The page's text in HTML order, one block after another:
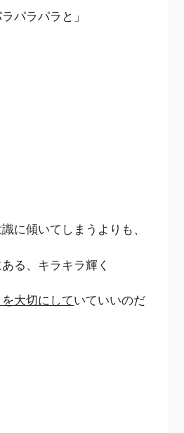
パラパラと」
に傾いてしまうよりも、
る、キラキラ輝く
を大切にしていていいのだ